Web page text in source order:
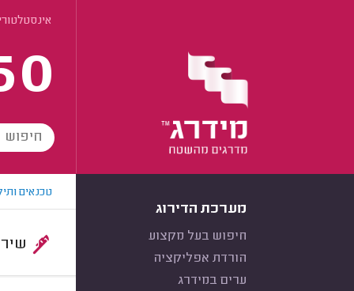
מערכת הדירוג
חיפוש בעל מקצוע
הורדת אפליקציה
ערים במידרג
טכנאים